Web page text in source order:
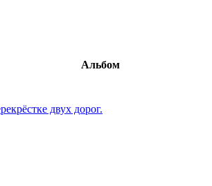
Альбом
двух дорог.